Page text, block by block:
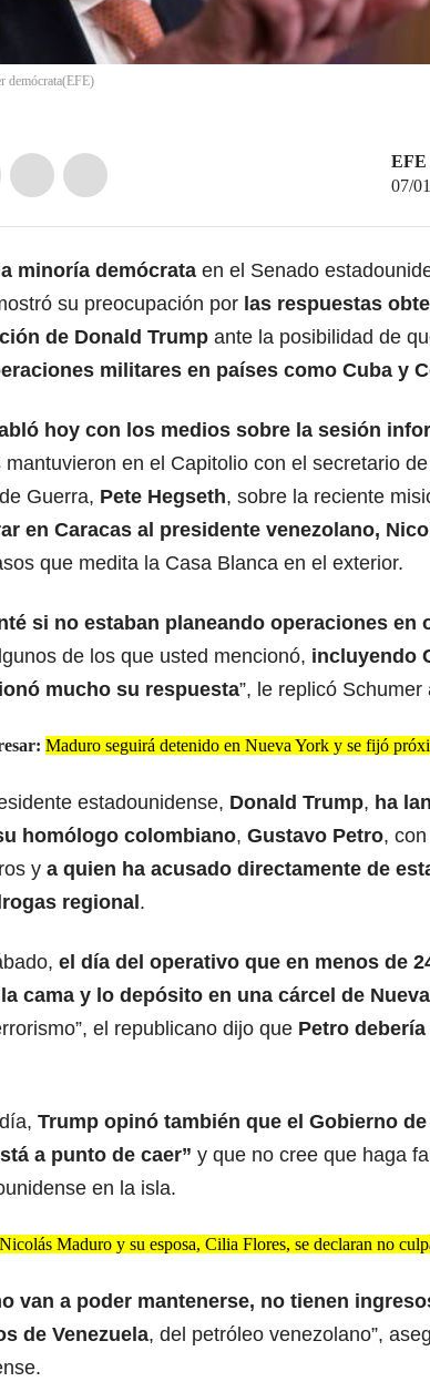
demócrata(EFE)
EFE
07/
minoría demócrata en el Senado
su preocupación por las respuestas
de Donald Trump ante la posibilidad de
militares en países como Cuba y
hoy con los medios sobre la sesión
mantuvieron en el Capitolio con el secretario
Guerra, Pete Hegseth, sobre la reciente
en Caracas al presidente venezolano,
que medita la Casa Blanca en el exterior.
si no estaban planeando operaciones en
de los que usted mencionó, incluyendo
mucho su respuesta”, le replicó
Maduro seguirá detenido en Nueva York y se fijó
estadounidense, Donald Trump, ha
homólogo colombiano, Gustavo Petro,
y a quien ha acusado directamente de
regional.
el día del operativo que en menos de
cama y lo depósito en una cárcel de
el republicano dijo que Petro
Trump opinó también que el Gobierno
a punto de caer” y que no cree que haga
en la isla.
Nicolás Maduro y su esposa, Cilia Flores, se declaran no
van a poder mantenerse, no tienen
de Venezuela, del petróleo venezolano”,